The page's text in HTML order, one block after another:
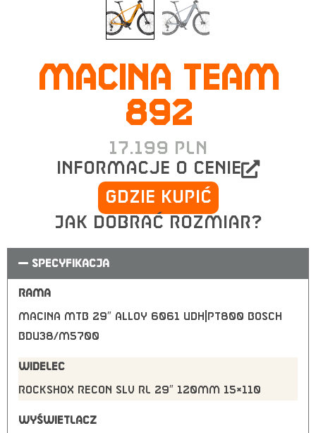
MACINA TEAM
892
informacje o cenie
Gdzie kupić
17.199 PLN
Jak dobrać rozmiar?
SPECYFIKACJA
RAMA
Macina MTB 29″ Alloy 6061 UDH|PT800 Bosch
BDU38/M5700
WIDELEC
RockShox Recon Slv RL 29″ 120mm 15×110
WYŚWIETLACZ